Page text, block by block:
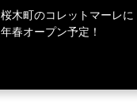
桜木町のコレットマーレ
年春オープン予定！